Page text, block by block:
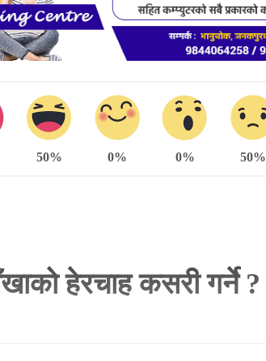
50% 0% 0% 50%
हेरचाह कसरी गर्ने ?